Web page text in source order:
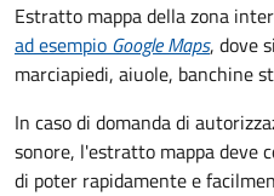
Estratto mappa della zona
ad esempio Google Maps, dove
marciapiedi, aiuole, banchine
In caso di domanda di
sonore, l'estratto mappa deve
di poter rapidamente e